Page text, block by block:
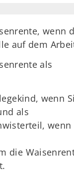
wenn
auf dem
als
wenn
als
die